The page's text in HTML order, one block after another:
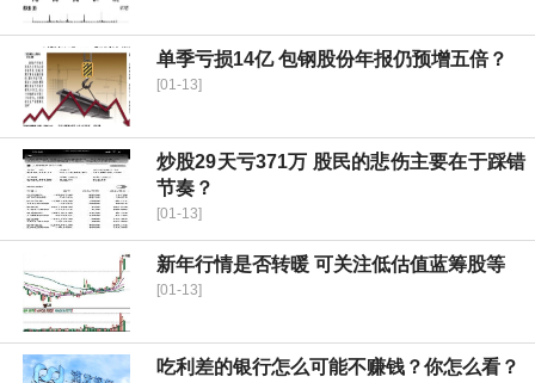
单季亏损14亿 包钢股份年报仍预增五倍？
[01-13]
炒股29天亏371万 股民的悲伤主要在于踩错
节奏？
[01-13]
新年行情是否转暖 可关注低估值蓝筹股等
[01-13]
吃利差的银行怎么可能不赚钱？你怎么看？